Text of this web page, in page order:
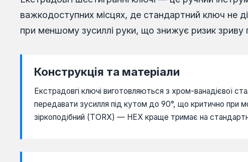
важкодоступних місцях, де стандартний ключ не
при меншому зусиллі руки, що знижує ризик зриву
Конструкція та матеріали
Екстрадовгі ключі виготовляються з хром-ванадієвої
передавати зусилля під кутом до 90°, що критично при
зіркоподібний (TORX) — HEX краще тримає на